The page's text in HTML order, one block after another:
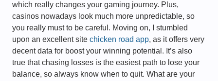
which really changes your gaming journey. Plus,
casinos nowadays look much more unpredictable, so
you really must to be careful. Moving on, I stumbled
upon an excellent site chicken road app, as it offers very
decent data for boost your winning potential. It’s also
true that chasing losses is the easiest path to lose your
balance, so always know when to quit. What are your